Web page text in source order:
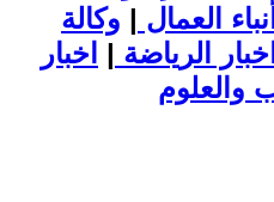
العمال | وكالة
اخبار الرياضة | اخبار